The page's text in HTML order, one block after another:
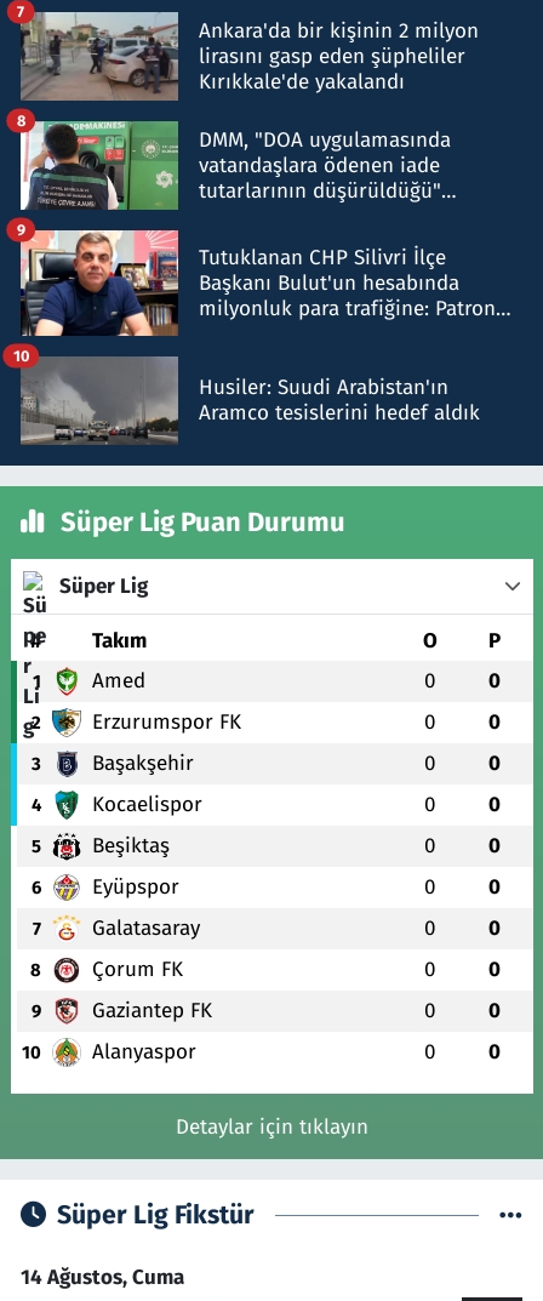
Ankara'da bir kişinin 2 milyon
lirasını gasp eden şüpheliler
Kırıkkale'de yakalandı
7
DMM, "DOA uygulamasında
vatandaşlara ödenen iade
tutarlarının düşürüldüğü"
8
Tutuklanan CHP Silivri İlçe
Başkanı Bulut'un hesabında
milyonluk para trafiğine: Patron
9
Husiler: Suudi Arabistan'ın
Aramco tesislerini hedef aldık
10
Süper Lig Puan Durumu
Süper Lig
# Takım O P
1 Amed 0 0
2 Erzurumspor FK 0 0
3 Başakşehir 0 0
4 Kocaelispor 0 0
5 Beşiktaş 0 0
6 Eyüpspor 0 0
7 Galatasaray 0 0
8 Çorum FK 0 0
9 Gaziantep FK 0 0
10 Alanyaspor 0 0
Detaylar için tıklayın
Süper Lig Fikstür
14 Ağustos, Cuma